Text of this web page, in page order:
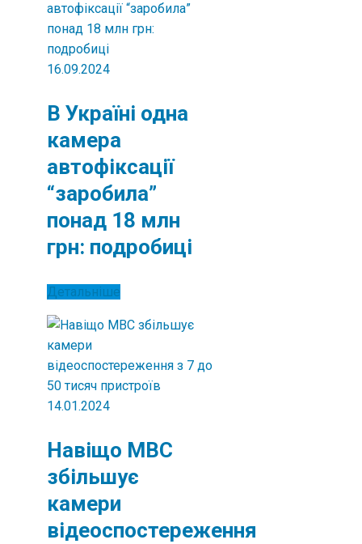
16.09.2024
В Україні одна
камера
автофіксації
“заробила”
понад 18 млн
грн: подробиці
Детальніше
14.01.2024
Навіщо МВС
збільшує
камери
відеоспостереження